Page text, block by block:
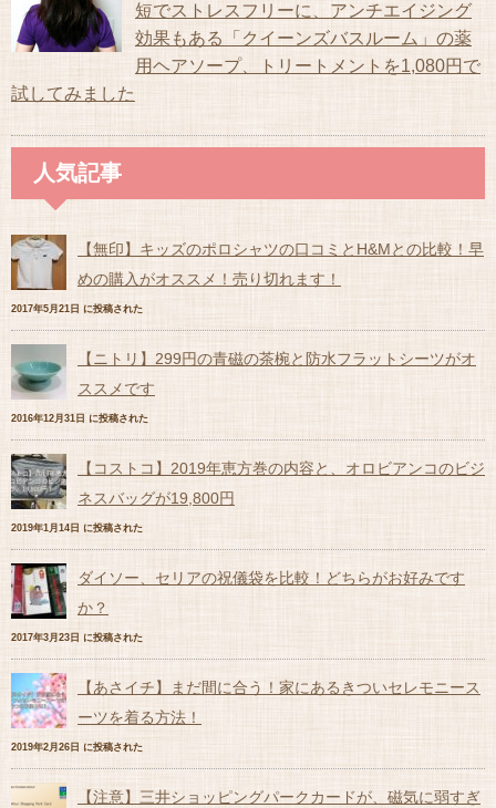
短でストレスフリーに、アンチエイジング
効果もある「クイーンズバスルーム」の薬
用ヘアソープ、トリートメントを1,080円で
試してみました
人気記事
【無印】キッズのポロシャツの口コミとH&Mとの比較！早
めの購入がオススメ！売り切れます！
2017年5月21日 に投稿された
【ニトリ】299円の青磁の茶椀と防水フラットシーツがオ
ススメです
2016年12月31日 に投稿された
【コストコ】2019年恵方巻の内容と、オロビアンコのビジ
ネスバッグが19,800円
2019年1月14日 に投稿された
ダイソー、セリアの祝儀袋を比較！どちらがお好みです
か？
2017年3月23日 に投稿された
【あさイチ】まだ間に合う！家にあるきついセレモニース
ーツを着る方法！
2019年2月26日 に投稿された
【注意】三井ショッピングパークカードが、磁気に弱すぎ